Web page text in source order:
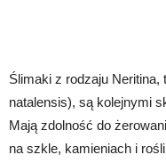
Ślimaki z rodzaju
natalensis), są kolejnymi
Mają zdolność do
na szkle, kamieniach i